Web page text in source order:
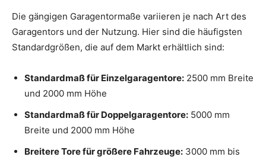
Die gängigen Garagentormaße variieren je nach Art des
Garagentors und der Nutzung. Hier sind die häufigsten
Standardgrößen, die auf dem Markt erhältlich sind:
Standardmaß für Einzelgaragentore: 2500 mm Breite
und 2000 mm Höhe
Standardmaß für Doppelgaragentore: 5000 mm
Breite und 2000 mm Höhe
Breitere Tore für größere Fahrzeuge: 3000 mm bis